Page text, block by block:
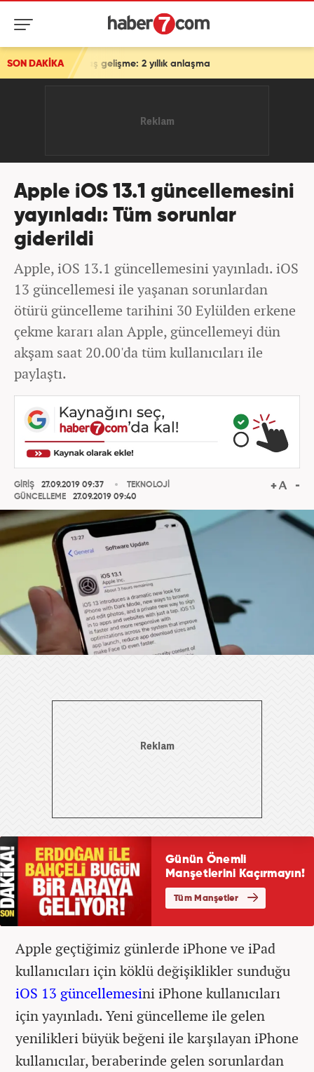
SON DAKİKA
gelişme: 2 yıllık anlaşma
Apple iOS 13.1 güncellemesini
yayınladı: Tüm sorunlar
giderildi
Apple, iOS 13.1 güncellemesini yayınladı. iOS
13 güncellemesi ile yaşanan sorunlardan
ötürü güncelleme tarihini 30 Eylülden erkene
çekme kararı alan Apple, güncellemeyi dün
akşam saat 20.00'da tüm kullanıcıları ile
paylaştı.
GİRİŞ
27.09.2019 09:37
GÜNCELLEME
27.09.2019 09:40
TEKNOLOJİ
Apple geçtiğimiz günlerde iPhone ve iPad
kullanıcıları için köklü değişiklikler sunduğu
iOS 13 güncellemesini iPhone kullanıcıları
için yayınladı. Yeni güncelleme ile gelen
yenilikleri büyük beğeni ile karşılayan iPhone
kullanıcılar, beraberinde gelen sorunlardan